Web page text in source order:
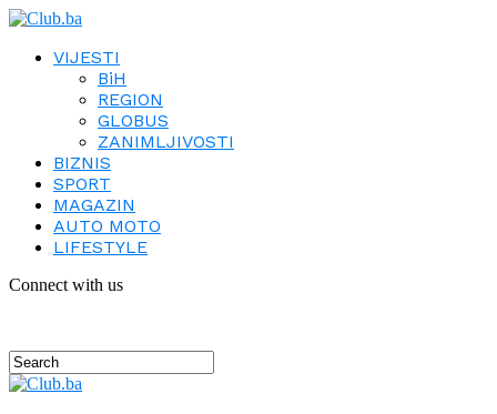
VIJESTI
BiH
REGION
GLOBUS
ZANIMLJIVOSTI
BIZNIS
SPORT
MAGAZIN
AUTO MOTO
LIFESTYLE
Connect with us